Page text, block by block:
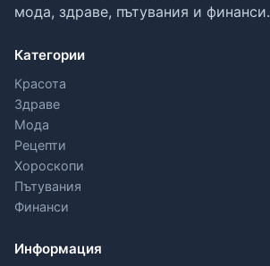
мода, здраве, пътувания и финанси.
Категории
Красота
Здраве
Мода
Рецепти
Хороскопи
Пътувания
Финанси
Информация